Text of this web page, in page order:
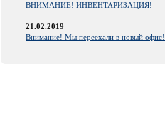
ВНИМАНИЕ! ИНВЕНТАРИЗАЦИЯ!
21.02.2019
Внимание! Мы переехали в новый офис!